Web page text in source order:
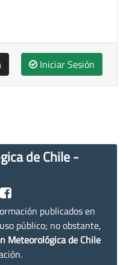
Iniciar Sesión
de Chile -
publicados en
público; no obstante,
Meteorológica de Chile